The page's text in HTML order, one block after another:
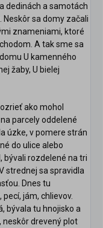
dedinách a samotách
sa domy začali
znameniami, ktoré
A tak sme sa
U kamenného
žaby, U bielej
ako mohol
parcely oddelené
úzke, v pomere strán
do ulice alebo
bývali rozdelené na tri
strednej sa spravidla
Dnes tu
jám, chlievov.
bývala tu hnojisko a
neskôr drevený plot